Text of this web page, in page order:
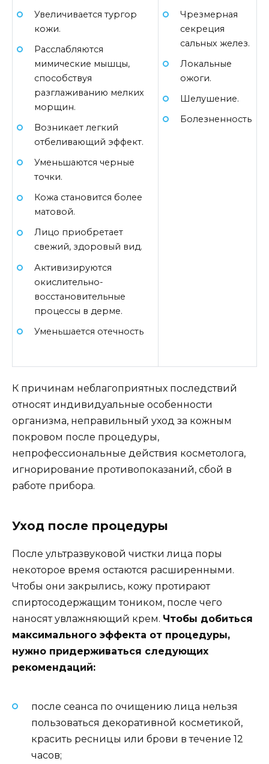
Увеличивается тургор
кожи.
Расслабляются
мимические мышцы,
способствуя
разглаживанию мелких
морщин.
Возникает легкий
отбеливающий эффект.
Уменьшаются черные
точки.
Кожа становится более
матовой.
Лицо приобретает
свежий, здоровый вид.
Активизируются
окислительно-
восстановительные
процессы в дерме.
Уменьшается отечность
Чрезмерная
секреция
сальных желез.
Локальные
ожоги.
Шелушение.
Болезненность
К причинам неблагоприятных последствий
относят индивидуальные особенности
организма, неправильный уход за кожным
покровом после процедуры,
непрофессиональные действия косметолога,
игнорирование противопоказаний, сбой в
работе прибора.
Уход после процедуры
После ультразвуковой чистки лица поры
некоторое время остаются расширенными.
Чтобы они закрылись, кожу протирают
спиртосодержащим тоником, после чего
наносят увлажняющий крем. Чтобы добиться
максимального эффекта от процедуры,
нужно придерживаться следующих
рекомендаций:
после сеанса по очищению лица нельзя
пользоваться декоративной косметикой,
красить ресницы или брови в течение 12
часов;